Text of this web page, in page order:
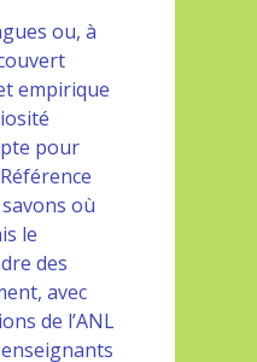
ou, à
empirique
pour
où
le
des
avec
de l’ANL